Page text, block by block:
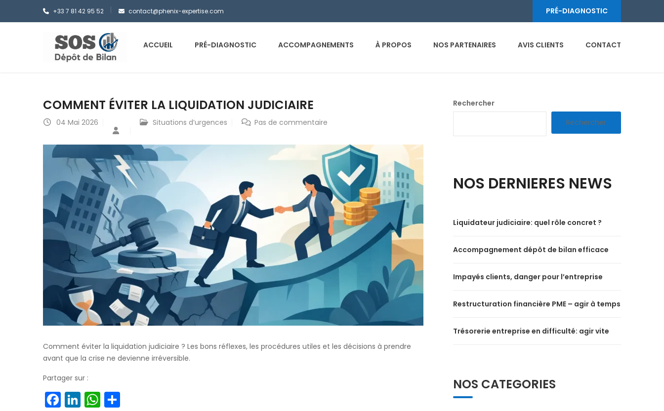
+33 7 81 42 95 52 contact@phenix-expertise.com PRÉ-DIAGNOSTIC
ACCUEIL PRÉ-DIAGNOSTIC ACCOMPAGNEMENTS À PROPOS NOS PARTENAIRES AVIS CLIENTS CONTACT
COMMENT ÉVITER LA LIQUIDATION JUDICIAIRE
04 Mai 2026 Situations d’urgences Pas de commentaire
Comment éviter la liquidation judiciaire ? Les bons réflexes, les procédures utiles et les décisions à prendre
avant que la crise ne devienne irréversible.
Partager sur :
Facebook
LinkedIn
WhatsApp
Rechercher
Rechercher
NOS DERNIERES NEWS
Liquidateur judiciaire: quel rôle concret ?
Accompagnement dépôt de bilan efficace
Impayés clients, danger pour l’entreprise
Restructuration financière PME – agir à temps
Trésorerie entreprise en difficulté: agir vite
NOS CATEGORIES